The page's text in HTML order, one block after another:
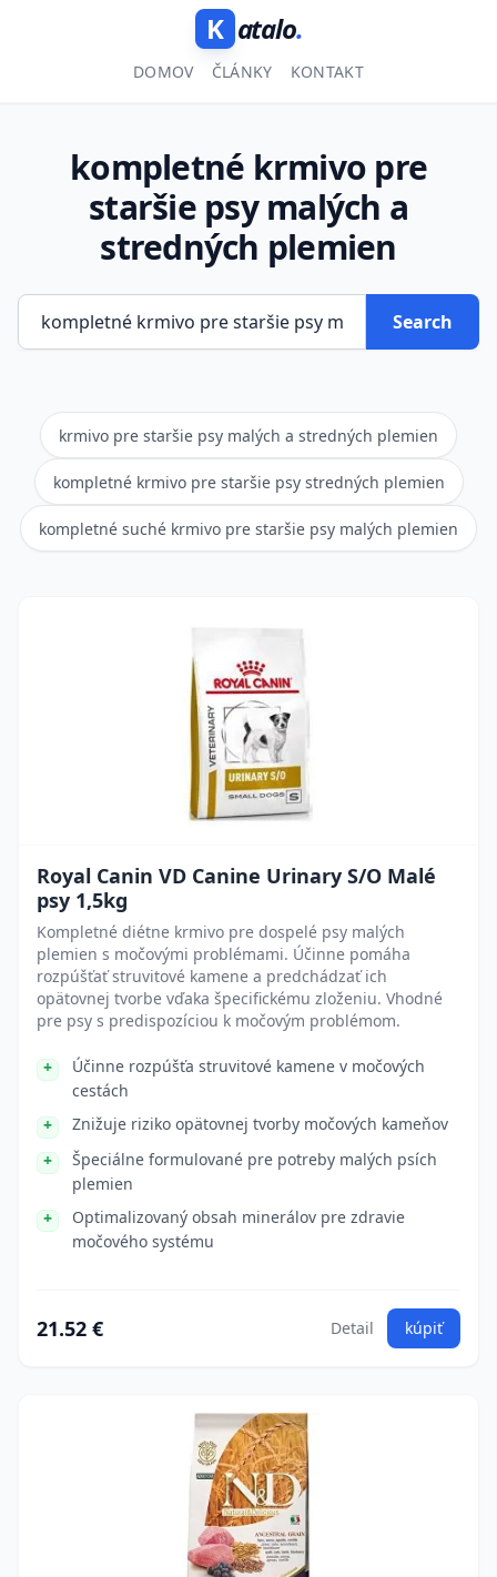
K atalo.
DOMOV ČLÁNKY KONTAKT
kompletné krmivo pre
staršie psy malých a
stredných plemien
Search
krmivo pre staršie psy malých a stredných plemien
kompletné krmivo pre staršie psy stredných plemien
kompletné suché krmivo pre staršie psy malých plemien
Royal Canin VD Canine Urinary S/O Malé
psy 1,5kg
Kompletné diétne krmivo pre dospelé psy malých
plemien s močovými problémami. Účinne pomáha
rozpúšťať struvitové kamene a predchádzať ich
opätovnej tvorbe vďaka špecifickému zloženiu. Vhodné
pre psy s predispozíciou k močovým problémom.
Účinne rozpúšťa struvitové kamene v močových
cestách
Znižuje riziko opätovnej tvorby močových kameňov
Špeciálne formulované pre potreby malých psích
plemien
Optimalizovaný obsah minerálov pre zdravie
močového systému
21.52 € Detail kúpiť